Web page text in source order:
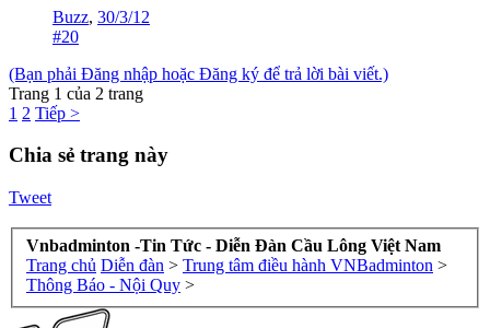
Buzz, 30/3/12
#20
(Bạn phải Đăng nhập hoặc Đăng ký để trả lời bài viết.)
Trang 1 của 2 trang
1 2 Tiếp >
Chia sẻ trang này
Tweet
Vnbadminton -Tin Tức - Diễn Đàn Cầu Lông Việt Nam
Trang chủ Diễn đàn > Trung tâm điều hành VNBadminton >
Thông Báo - Nội Quy >